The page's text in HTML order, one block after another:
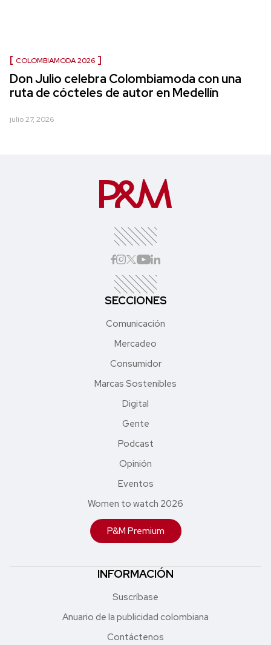
COLOMBIAMODA 2026
Don Julio celebra Colombiamoda con una
ruta de cócteles de autor en Medellín
julio 27, 2026
SECCIONES
Comunicación
Mercadeo
Consumidor
Marcas Sostenibles
Digital
Gente
Podcast
Opinión
Eventos
Women to watch 2026
P&M Premium
INFORMACIÓN
Suscríbase
Anuario de la publicidad colombiana
Contáctenos